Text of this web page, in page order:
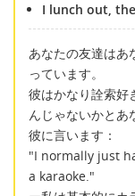
I lunch out,
あなたの友達はあ
っています。
彼はかなり詮索好
んじゃないかとあ
彼に言います：
"I normally just
a karaoke."